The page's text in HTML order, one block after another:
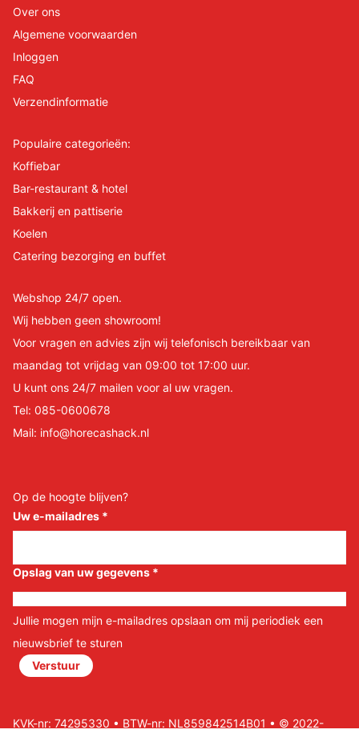
Over ons
Algemene voorwaarden
Inloggen
FAQ
Verzendinformatie
Populaire categorieën:
Koffiebar
Bar-restaurant & hotel
Bakkerij en pattiserie
Koelen
Catering bezorging en buffet
Webshop 24/7 open.
Wij hebben geen showroom!
Voor vragen en advies zijn wij telefonisch bereikbaar van
maandag tot vrijdag van 09:00 tot 17:00 uur.
U kunt ons 24/7 mailen voor al uw vragen.
Tel: 085-0600678
Mail: info@horecashack.nl
Op de hoogte blijven?
Uw e-mailadres *
Opslag van uw gegevens *
Jullie mogen mijn e-mailadres opslaan om mij periodiek een
nieuwsbrief te sturen
Verstuur
KVK-nr: 74295330 • BTW-nr: NL859842514B01 • © 2022-